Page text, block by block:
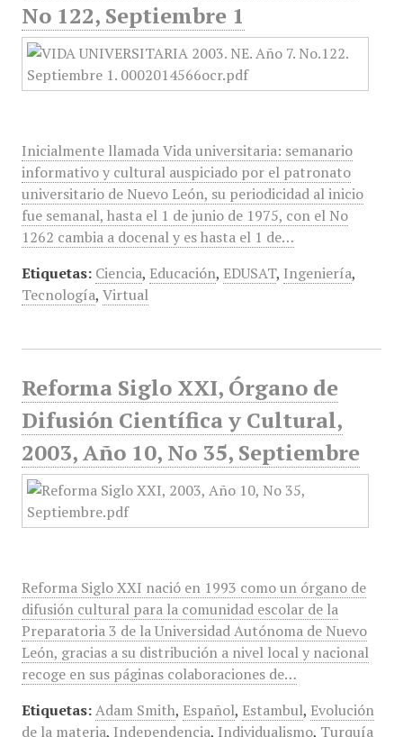
No 122, Septiembre 1
Inicialmente llamada Vida universitaria: semanario
informativo y cultural auspiciado por el patronato
universitario de Nuevo León, su periodicidad al inicio
fue semanal, hasta el 1 de junio de 1975, con el No
1262 cambia a docenal y es hasta el 1 de…
Etiquetas: Ciencia, Educación, EDUSAT, Ingeniería,
Tecnología, Virtual
Reforma Siglo XXI, Órgano de
Difusión Científica y Cultural,
2003, Año 10, No 35, Septiembre
Reforma Siglo XXI nació en 1993 como un órgano de
difusión cultural para la comunidad escolar de la
Preparatoria 3 de la Universidad Autónoma de Nuevo
León, gracias a su distribución a nivel local y nacional
recoge en sus páginas colaboraciones de…
Etiquetas: Adam Smith, Español, Estambul, Evolución
de la materia, Independencia, Individualismo, Turquía